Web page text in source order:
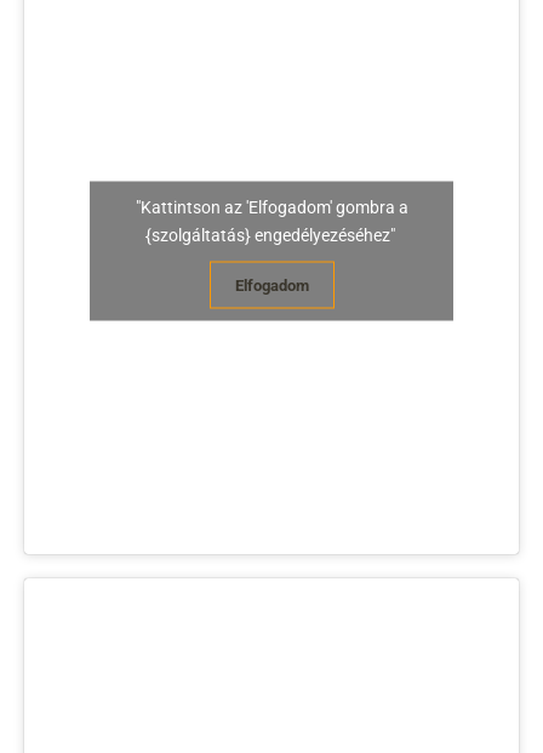
"Kattintson az 'Elfogadom' gombra a
{szolgáltatás} engedélyezéséhez"
Elfogadom